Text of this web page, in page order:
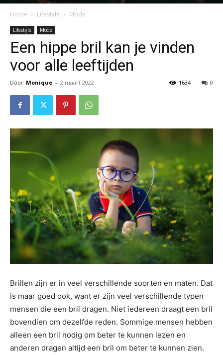
Home Lifestyle Mode
Lifestyle Mode
Een hippe bril kan je vinden
voor alle leeftijden
Door Monique - 2 maart 2022 0
1634
Brillen zijn er in veel verschillende soorten en maten. Dat
is maar goed ook, want er zijn veel verschillende typen
mensen die een bril dragen. Niet iedereen draagt een bril
bovendien om dezelfde reden. Sommige mensen hebben
alleen een bril nodig om beter te kunnen lezen en
anderen dragen altijd een bril om beter te kunnen zien.